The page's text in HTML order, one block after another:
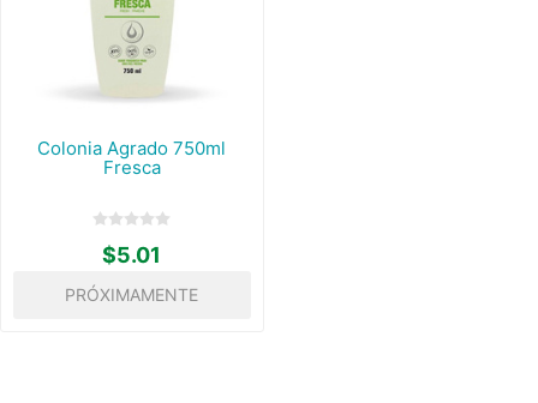
Colonia Agrado 750ml
Fresca
$5.01
PRÓXIMAMENTE